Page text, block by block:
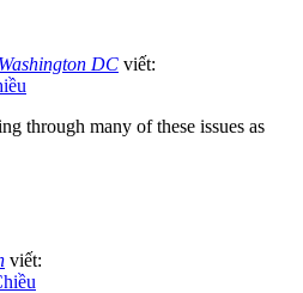
DC viết:
through many of these issues as
viết: